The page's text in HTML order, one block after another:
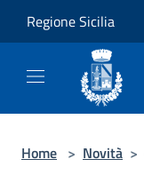
Regione Sicilia
Home > Novità >